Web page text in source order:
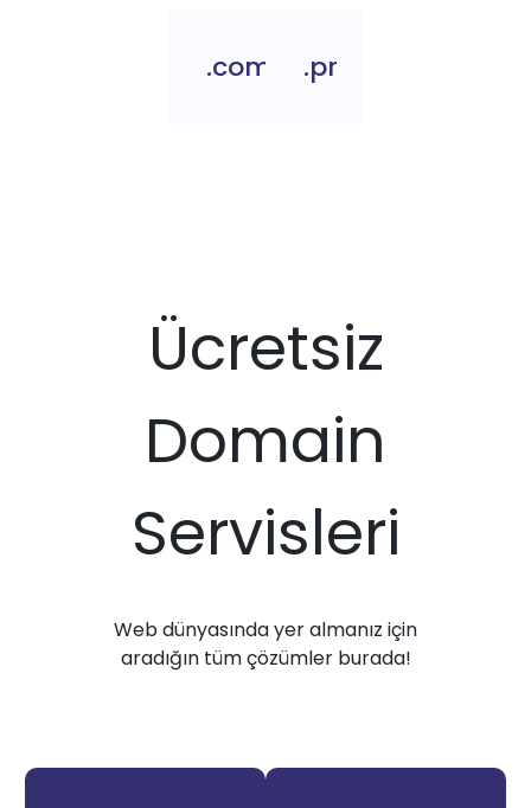
.com.pr.pr
Ücretsiz
Domain
Servisleri
Web dünyasında yer almanız için
aradığın tüm çözümler burada!